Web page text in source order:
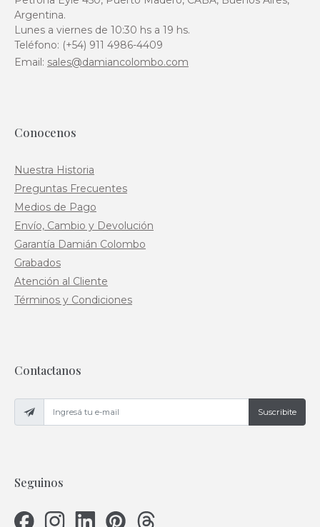
Argentina.
Lunes a viernes de 10:30 hs a 19 hs.
Teléfono: (+54) 911 4986-4409
Email: sales@damiancolombo.com
Conocenos
Nuestra Historia
Preguntas Frecuentes
Medios de Pago
Envío, Cambio y Devolución
Garantía Damián Colombo
Grabados
Atención al Cliente
Términos y Condiciones
Contactanos
Suscribite
Seguinos